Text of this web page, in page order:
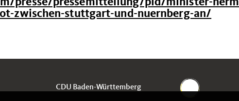
presse/pressemitteilung/pid/minister-
zwischen-stuttgart-und-nuernberg-an/
CDU Baden-Württemberg